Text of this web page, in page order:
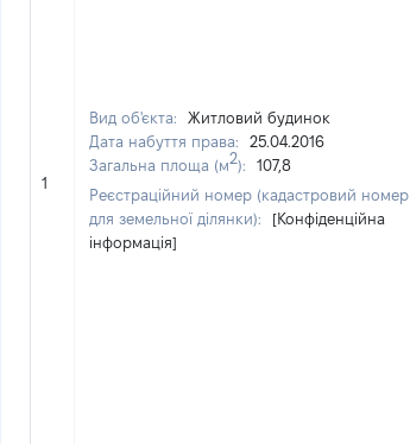
1
Вид об'єкта:
Житловий будинок
Дата набуття права:
25.04.2016
Загальна площа (м2):
107,8
Реєстраційний номер (кадастровий номер
для земельної ділянки):
[Конфіденційна
інформація]